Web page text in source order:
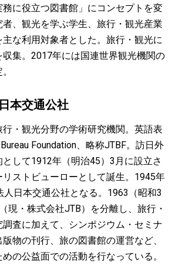
務に役立つ図書館」にコンセプトを変
、観光を学ぶ学生、旅行・観光産業
な利用対象者とした。旅行・観光に
集。2017年には国連世界観光機関の
本交通公社
行・観光分野の学術研究機関。英語表
Foundation、略称JTBF。訪日外
して1912年（明治45）3月に設立さ
ストビューローとして誕生。1945年
人日本交通公社となる。1963（昭和3
現・株式会社JTB）を分離し、旅行・
査に加えて、シンポジウム・セミナ
物の刊行、旅の図書館の運営など、
の公益面での活動を行なっている。